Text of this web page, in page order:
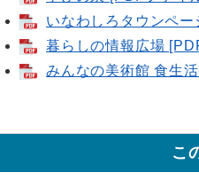
いなわしろタウンペ
暮らしの情報広場
みんなの美術館 食生
こ